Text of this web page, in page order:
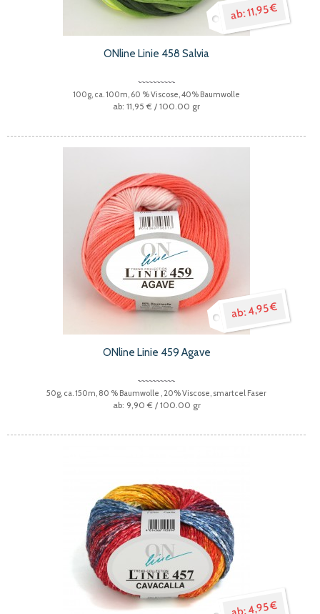
11,95 €
ONline Linie 458 Salvia
100g, ca. 100m, 60 % Viscose, 40% Baumwolle
11,95 € / 100.00 gr
4,95 €
ONline Linie 459 Agave
50g, ca. 150m, 80 % Baumwolle , 20% Viscose, smartcel Faser
9,90 € / 100.00 gr
4,95 €